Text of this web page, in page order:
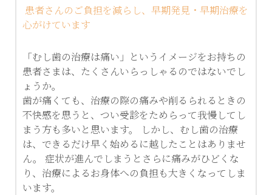
【歯科医師紹介】
・むし歯治療
・かぶせもの
・歯周病治療
・小児歯科
・矯正治療
・ｲﾝﾌﾟﾗﾝﾄ
Instagram
心がけています
「むし歯の治療は痛い」というイメージをお持ちの
患者さまは、たくさんいらっしゃるのではないでし
ょうか。
歯が痛くても、治療の際の痛みや削るられるときの
不快感を思うと、つい受診をためらって我慢してし
まう方も多いと思います。 しかし、むし歯の治療
は、できるだけ早く始めるに越したことはありませ
ん。 症状が進んでしまうとさらに痛みがひどくな
り、治療によるお身体への負担も大きくなってしま
います。